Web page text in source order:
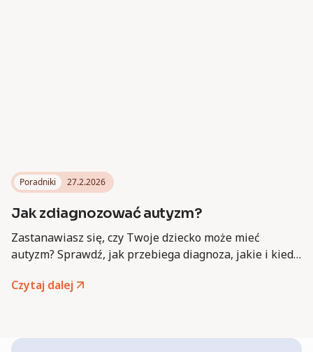
Poradniki 27.2.2026
Jak zdiagnozować autyzm?
Zastanawiasz się, czy Twoje dziecko może mieć
autyzm? Sprawdź, jak przebiega diagnoza, jakie i kiedy
Czytaj dalej